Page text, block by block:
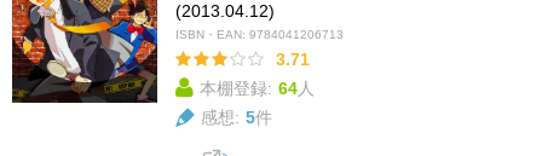
(2013.04.12)
ISBN・EAN: 9784041206713
3.71
本棚登録: 64人
感想: 5件